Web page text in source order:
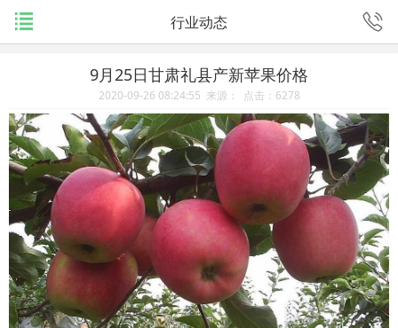
行业动态
9月25日甘肃礼县产新苹果价格
2020-09-26 08:24:55 来源： 点击： 6278